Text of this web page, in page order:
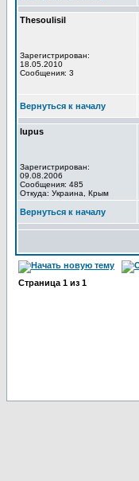
Thesoulisil
Зарегистрирован:
18.05.2010
Сообщения: 3
Вернуться к началу
lupus
Зарегистрирован:
09.08.2006
Сообщения: 485
Откуда: Украина, Крым
Вернуться к началу
Страница 1 из 1